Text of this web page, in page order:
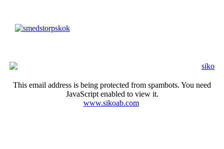
This email address is being protected from spambots. You need
JavaScript enabled to view it.
www.sikoab.com